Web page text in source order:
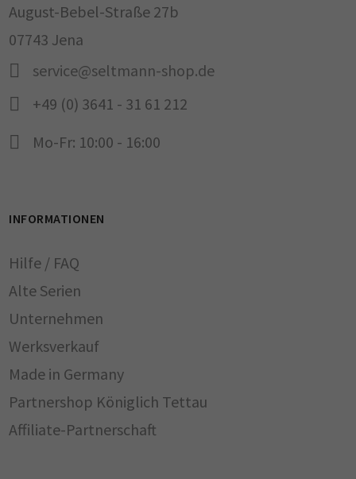
August-Bebel-Straße 27b
07743 Jena
service@seltmann-shop.de
+49 (0) 3641 - 31 61 212
Mo-Fr: 10:00 - 16:00
INFORMATIONEN
Hilfe / FAQ
Alte Serien
Unternehmen
Werksverkauf
Made in Germany
Partnershop Königlich Tettau
Affiliate-Partnerschaft